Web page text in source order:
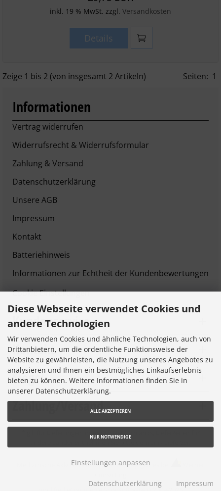
inkl. 19 % MwSt. zzgl. Versandkosten
Details
Zeige 1 bis 2 (von insgesamt 2 Artikeln) Seiten: 1
Informationen
Vertrag widerrufen
Widerrufsrecht & Widerrufsformular
Zahlung & Versand
Datenschutzerklärung
Unsere AGB
Impressum
Kontakt
Batteriehinweis
Informationen zur Echtheit der Kundenbewertungen
Cookie Einstellungen
Kundenservice
Kontakt
Siegel
Zahlung/Versand
Medizinische Akkus © 2026 |Ihren eShop gibt es bei
Diese Webseite verwendet Cookies und
andere Technologien
Wir verwenden Cookies und ähnliche Technologien, auch von
Drittanbietern, um die ordentliche Funktionsweise der
Website zu gewährleisten, die Nutzung unseres Angebotes zu
analysieren und Ihnen ein bestmögliches Einkaufserlebnis
bieten zu können. Weitere Informationen finden Sie in
unserer Datenschutzerklärung.
ALLE AKZEPTIEREN
NUR NOTWENDIGE
Einstellungen anpassen
Datenschutzerklärung Impressum